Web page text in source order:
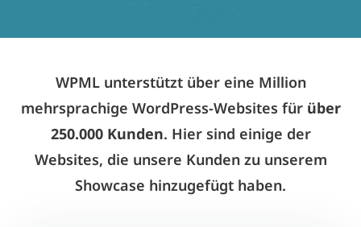
WPML unterstützt über eine Million
mehrsprachige WordPress-Websites für über
250.000 Kunden. Hier sind einige der
Websites, die unsere Kunden zu unserem
Showcase hinzugefügt haben.